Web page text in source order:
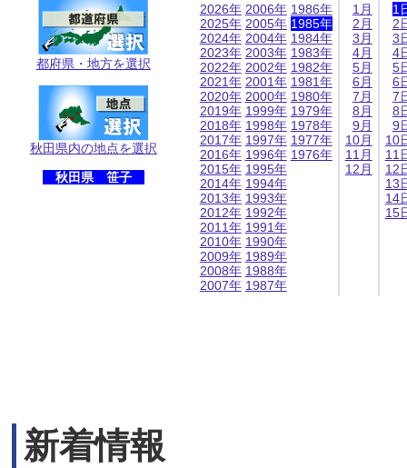
都府県・地方を選択
秋田県内の地点を選択
秋田県 笹子
2026年
2025年
2024年
2023年
2022年
2021年
2020年
2019年
2018年
2017年
2016年
2015年
2014年
2013年
2012年
2011年
2010年
2009年
2008年
2007年
2006年
2005年
2004年
2003年
2002年
2001年
2000年
1999年
1998年
1997年
1996年
1995年
1994年
1993年
1992年
1991年
1990年
1989年
1988年
1987年
1986年
1985年
1984年
1983年
1982年
1981年
1980年
1979年
1978年
1977年
1976年
1月
2月
3月
4月
5月
6月
7月
8月
9月
10月
11月
12月
1
2
3
4
5
6
7
8
9
10
11
12
13
14
15
新着情報